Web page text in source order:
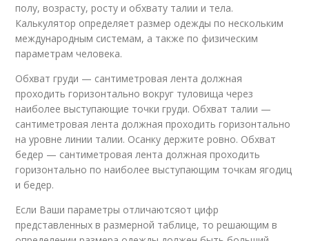
полу, возрасту, росту и обхвату талии и тела.
Калькулятор определяет размер одежды по нескольким
международным системам, а также по физическим
параметрам человека.
Обхват груди — сантиметровая лента должная
проходить горизонтально вокруг туловища через
наиболее выступающие точки груди. Обхват талии —
сантиметровая лента должная проходить горизонтально
на уровне линии талии. Осанку держите ровно. Обхват
бедер — сантиметровая лента должная проходить
горизонтально по наиболее выступающим точкам ягодиц
и бедер.
Если Ваши параметры отличаютсяот цифр
представленных в размерной таблице, то решающим в